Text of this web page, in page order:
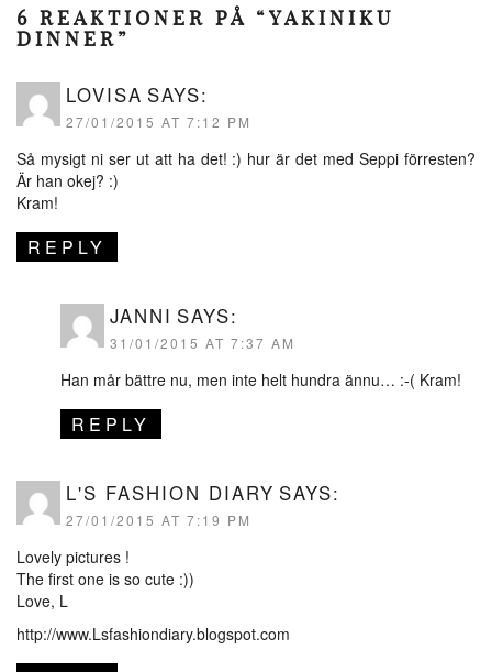
6 REAKTIONER PÅ “YAKINIKU
DINNER”
LOVISA SAYS:
27/01/2015 AT 7:12 PM
Så mysigt ni ser ut att ha det! :) hur är det med Seppi förresten?
Är han okej? :)
Kram!
REPLY
JANNI SAYS:
31/01/2015 AT 7:37 AM
Han mår bättre nu, men inte helt hundra ännu… :-( Kram!
REPLY
L'S FASHION DIARY SAYS:
27/01/2015 AT 7:19 PM
Lovely pictures !
The first one is so cute :))
Love, L
http://www.Lsfashiondiary.blogspot.com